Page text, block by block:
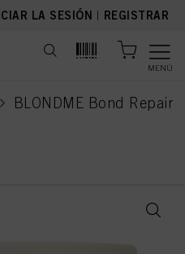
LA SESIÓN | REGISTRAR
MENÚ
BLONDME Bond Repair
current page